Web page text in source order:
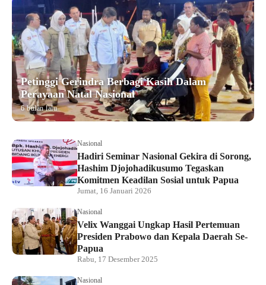
Petinggi Gerindra Berbagi Kasih Dalam
Perayaan Natal Nasional
6 bulan lalu
Nasional
Hadiri Seminar Nasional Gekira di Sorong,
Hashim Djojohadikusumo Tegaskan
Komitmen Keadilan Sosial untuk Papua
Jumat, 16 Januari 2026
Nasional
Velix Wanggai Ungkap Hasil Pertemuan
Presiden Prabowo dan Kepala Daerah Se-
Papua
Rabu, 17 Desember 2025
Nasional